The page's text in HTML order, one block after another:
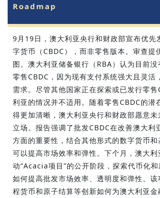
Roadmap
9月19日，澳大利亚央行和财政部宣布优先
字货币（CBDC），而非零售版本。审查提
图。澳大利亚储备银行（RBA）认为目前
零售CBDC，因为现有支付系统强大且灵活
需求。尽管其他国家正在探索或已发行零售
利亚的情况并不适用。随着零售CBDC的潜
得更加清晰，澳大利亚央行和财政部愿意
立场。报告强调了批发CBDC在改善澳大利
方面的重要性，结合其他形式的数字货币和
可以提高市场效率和弹性。下个月，澳大利
动“Acacia项目”的公开阶段，探索代币化
如何提高批发市场效率、透明度和弹性。该
程货币和原子结算等创新如何为澳大利亚